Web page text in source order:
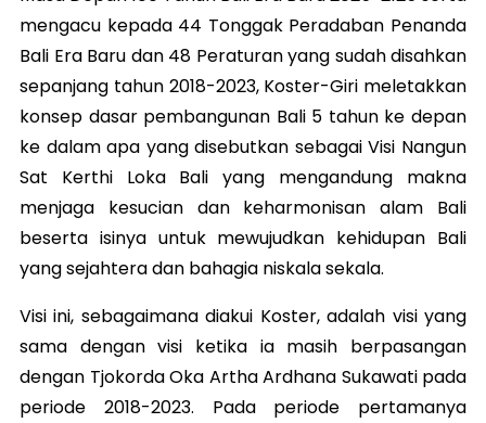
mengacu kepada 44 Tonggak Peradaban Penanda
Bali Era Baru dan 48 Peraturan yang sudah disahkan
sepanjang tahun 2018-2023, Koster-Giri meletakkan
konsep dasar pembangunan Bali 5 tahun ke depan
ke dalam apa yang disebutkan sebagai Visi Nangun
Sat Kerthi Loka Bali yang mengandung makna
menjaga kesucian dan keharmonisan alam Bali
beserta isinya untuk mewujudkan kehidupan Bali
yang sejahtera dan bahagia niskala sekala.
Visi ini, sebagaimana diakui Koster, adalah visi yang
sama dengan visi ketika ia masih berpasangan
dengan Tjokorda Oka Artha Ardhana Sukawati pada
periode 2018-2023. Pada periode pertamanya